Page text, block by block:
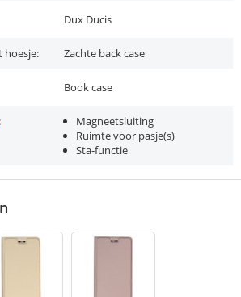
Dux Ducis
hoesje: Zachte back case
Book case
:
Magneetsluiting
Ruimte voor pasje(s)
Sta-functie